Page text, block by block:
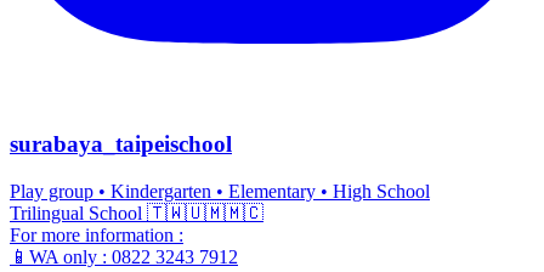
surabaya_taipeischool
Play group • Kindergarten • Elementary • High School
Trilingual School 🇹🇼🇺🇲🇲🇨
For more information :
📱WA only : 0822 3243 7912